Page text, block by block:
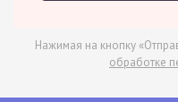
Нажимая на кнопку
обработке